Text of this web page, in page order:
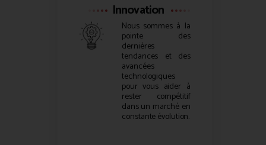
Innovation
Nous sommes à la
pointe des
dernières
tendances et des
avancées
technologiques
pour vous aider à
rester compétitif
dans un marché en
constante évolution.